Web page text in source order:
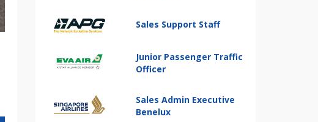
Sales Support Staff
Junior Passenger Traffic
Officer
Sales Admin Executive
Benelux